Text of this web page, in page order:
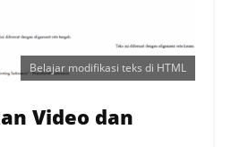
28px.</p>
rata teks </p>
rata kiri.</p>
center;">Teks ini
Belajar modifikasi teks di HTML
Video dan